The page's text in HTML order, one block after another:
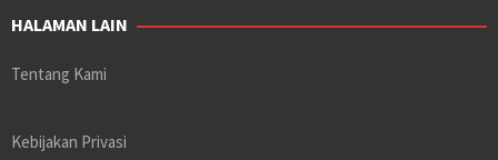
HALAMAN LAIN
Tentang Kami
Kebijakan Privasi